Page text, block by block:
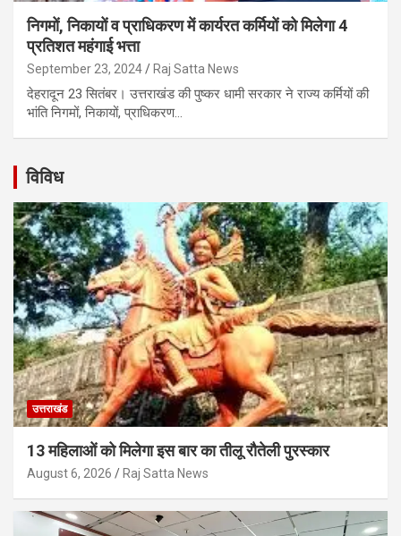
निगमों, निकायों व प्राधिकरण में कार्यरत कर्मियों को मिलेगा 4
प्रतिशत महंगाई भत्ता
September 23, 2024 Raj Satta News
देहरादून 23 सितंबर। उत्तराखंड की पुष्कर धामी सरकार ने राज्य कर्मियों की
भांति निगमों, निकायों, प्राधिकरण…
विविध
उत्तराखंड
13 महिलाओं को मिलेगा इस बार का तीलू रौतेली पुरस्कार
August 6, 2026 Raj Satta News